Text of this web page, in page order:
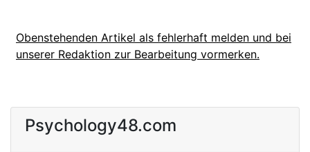
Obenstehenden Artikel als fehlerhaft melden und bei
unserer Redaktion zur Bearbeitung vormerken.
Psychology48.com